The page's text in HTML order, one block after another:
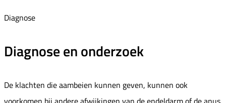
Diagnose
Diagnose en onderzoek
De klachten die aambeien kunnen geven, kunnen ook